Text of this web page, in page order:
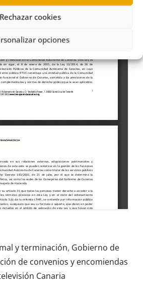
Rechazar cookies
opciones
y terminación, Gobierno de
de convenios y encomiendas
Canaria